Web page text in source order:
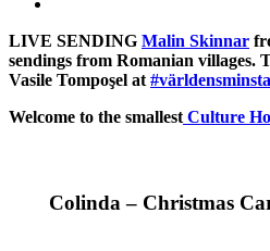
LIVE SENDING Malin Skinnar
sendings from Romanian
Vasile Tompoşel at
Welcome to the smallest Culture
Colinda – Christmas